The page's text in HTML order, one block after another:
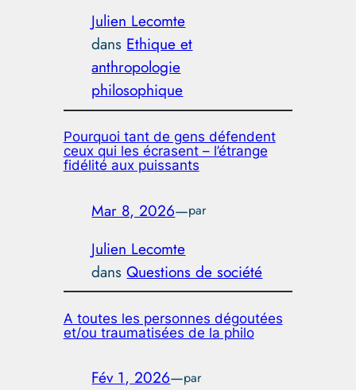
Julien Lecomte
dans Ethique et
anthropologie
philosophique
Pourquoi tant de gens défendent
ceux qui les écrasent – l’étrange
fidélité aux puissants
Mar 8, 2026—par
Julien Lecomte
dansQuestions de société
A toutes les personnes dégoutées
et/ou traumatisées de la philo
Fév 1, 2026—par